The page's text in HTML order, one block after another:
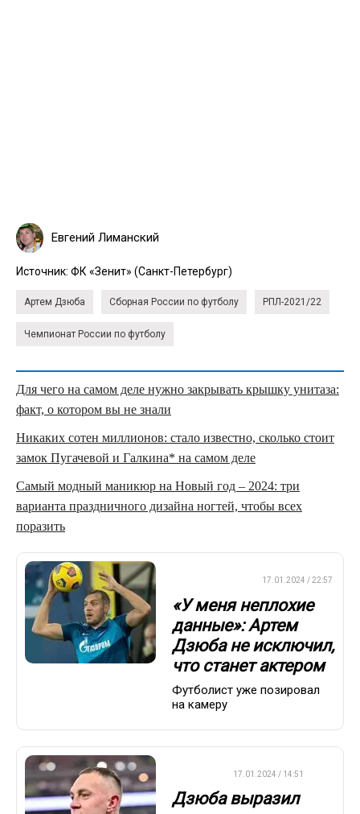
Евгений Лиманский
Источник: ФК «Зенит» (Санкт-Петербург)
Артем Дзюба Сборная России по футболу РПЛ-2021/22
Чемпионат России по футболу
Для чего на самом деле нужно закрывать крышку унитаза:
факт, о котором вы не знали
Никаких сотен миллионов: стало известно, сколько стоит
замок Пугачевой и Галкина* на самом деле
Самый модный маникюр на Новый год – 2024: три
варианта праздничного дизайна ногтей, чтобы всех
поразить
17.01.2024 / 22:57
«У меня неплохие
данные»: Артем
Дзюба не исключил,
что станет актером
Футболист уже позировал
на камеру
17.01.2024 / 14:51
Дзюба выразил